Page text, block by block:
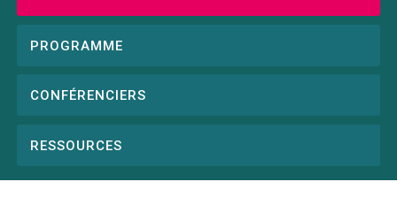
PROGRAMME
CONFÉRENCIERS
RESSOURCES